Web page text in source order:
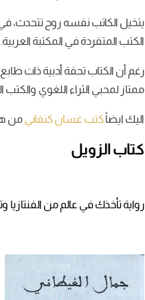
يتخيل الكاتب نفسه روح تتحدث،
الكتب المتفردة في المكتبة العربية.
رغم أن الكتاب تحفة أدبية ذات
ممتاز لمحبي الثراء اللغوي
اليك ايضاًكتب غسان كنفانيمن
كتاب الزويل
رواية تأخذك في عالم من الفنتازيا